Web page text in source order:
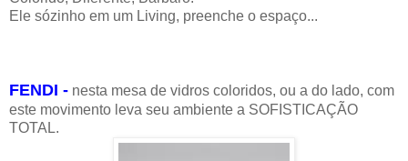
Ele sózinho em um Living, preenche o espaço...
FENDI - nesta mesa de vidros coloridos, ou a do lado, com
este movimento leva seu ambiente a SOFISTICAÇÃO
TOTAL.